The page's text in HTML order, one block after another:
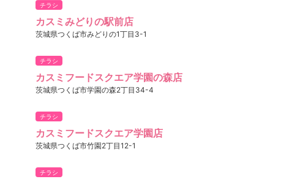
チラシ
カスミみどりの駅前店
茨城県つくば市みどりの1丁目3-1
チラシ
カスミフードスクエア学園の森店
茨城県つくば市学園の森2丁目34-4
チラシ
カスミフードスクエア学園店
茨城県つくば市竹園2丁目12-1
チラシ